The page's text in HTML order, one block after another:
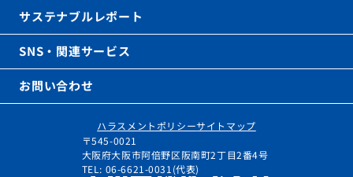
〒545-0021
大阪府大阪市阿倍野区阪南町2丁目2番4号
TEL: 06-6621-0031(代表)
ハラスメントポリシーサイトマップ
サステナブルレポート
SNS・関連サービス
お問い合わせ